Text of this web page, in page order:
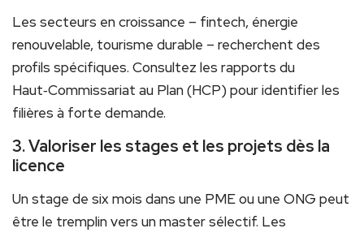
Les secteurs en croissance – fintech, énergie
renouvelable, tourisme durable – recherchent des
profils spécifiques. Consultez les rapports du
Haut‑Commissariat au Plan (HCP) pour identifier les
filières à forte demande.
3. Valoriser les stages et les projets dès la
licence
Un stage de six mois dans une PME ou une ONG peut
être le tremplin vers un master sélectif. Les